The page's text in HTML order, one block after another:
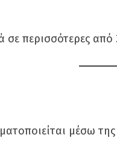
περισσότερες
μέσω